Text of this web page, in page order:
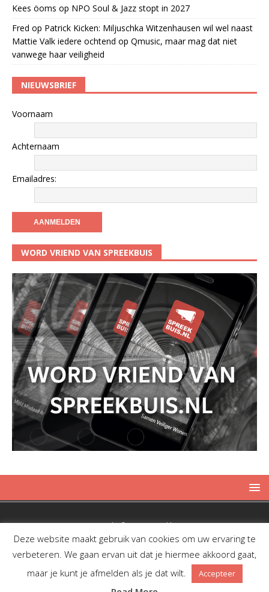
Kees öoms op NPO Soul & Jazz stopt in 2027
Fred op Patrick Kicken: Miljuschka Witzenhausen wil wel naast
Mattie Valk iedere ochtend op Qmusic, maar mag dat niet
vanwege haar veiligheid
NIEUWSBRIEF
Voornaam
Achternaam
Emailadres:
WORD VRIEND VAN SPREEKBUIS
Copyright © 2019 Spreekbuis
Deze website maakt gebruik van cookies om uw ervaring te
verbeteren. We gaan ervan uit dat je hiermee akkoord gaat,
maar je kunt je afmelden als je dat wilt.
Accepteer